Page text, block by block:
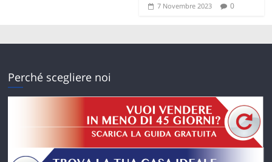
7 Novembre 2023 0
Perché scegliere noi